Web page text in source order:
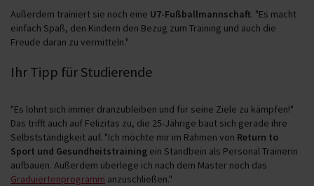
Außerdem trainiert sie noch eine U7-Fußballmannschaft. "Es macht
einfach Spaß, den Kindern den Bezug zum Training und auch die
Freude daran zu vermitteln."
Ihr Tipp für Studierende
"Es lohnt sich immer dranzubleiben und für seine Ziele zu kämpfen!"
Das trifft auch auf Felizitas zu, die 25-Jährige baut sich gerade ihre
Selbstständigkeit auf. "Ich möchte mir im Rahmen von Return to
Sport und Gesundheitstraining ein Standbein als Personal Trainerin
aufbauen. Außerdem überlege ich nach dem Master noch das
Graduiertenprogramm anzuschließen."